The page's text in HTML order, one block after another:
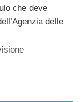
che deve
delle